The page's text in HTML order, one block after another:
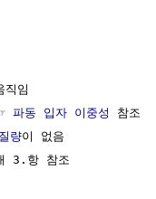
임
파동 입자 이중성
참조
질량이 없음
3.항 참조